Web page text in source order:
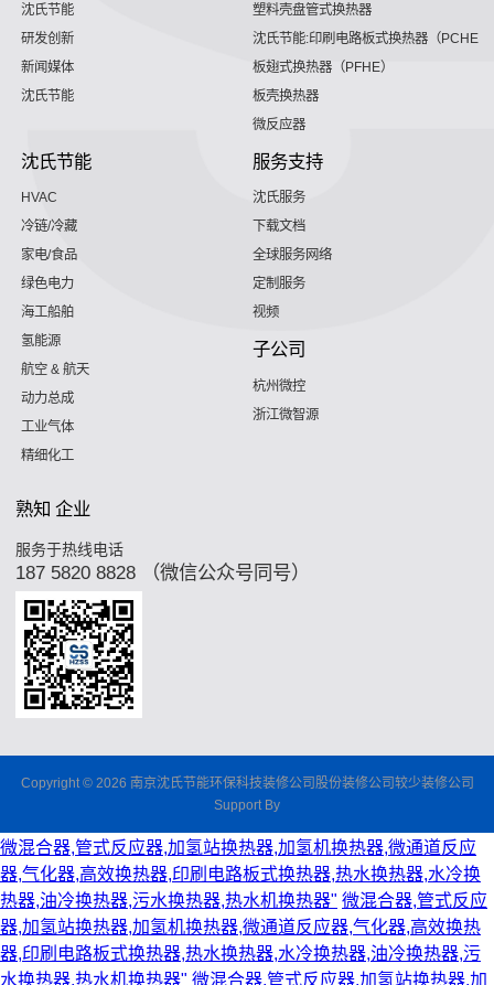
沈氏节能
研发创新
新闻媒体
沈氏节能
塑料壳盘管式换热器
沈氏节能:印刷电路板式换热器（PCHE）
板翅式换热器（PFHE）
板壳换热器
微反应器
沈氏节能
HVAC
冷链/冷藏
家电/食品
绿色电力
海工船舶
氢能源
航空 & 航天
动力总成
工业气体
精细化工
服务支持
沈氏服务
下载文档
全球服务网络
定制服务
视频
子公司
杭州微控
浙江微智源
熟知 企业
服务于热线电话
187 5820 8828 （微信公众号同号）
Copyright © 2026 南京沈氏节能环保科技装修公司股份装修公司较少装修公司
Support By
微混合器,管式反应器,加氢站换热器,加氢机换热器,微通道反应
器,气化器,高效换热器,印刷电路板式换热器,热水换热器,水冷换
热器,油冷换热器,污水换热器,热水机换热器" 微混合器,管式反应
器,加氢站换热器,加氢机换热器,微通道反应器,气化器,高效换热
器,印刷电路板式换热器,热水换热器,水冷换热器,油冷换热器,污
水换热器,热水机换热器" 微混合器,管式反应器,加氢站换热器,加